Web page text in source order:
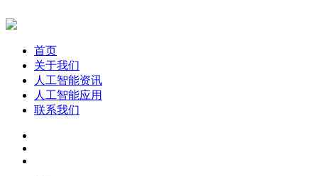
首页
关于我们
人工智能资讯
人工智能应用
联系我们